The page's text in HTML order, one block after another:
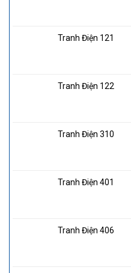
Tranh Điện 121
Tranh Điện 122
Tranh Điện 310
Tranh Điện 401
Tranh Điện 406